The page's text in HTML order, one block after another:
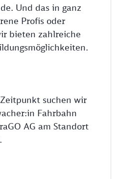
Und das in ganz
Profis oder
bieten zahlreiche
suchen wir
Fahrbahn
AG am Standort